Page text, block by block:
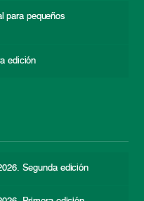
para pequeños
edición
Segunda edición